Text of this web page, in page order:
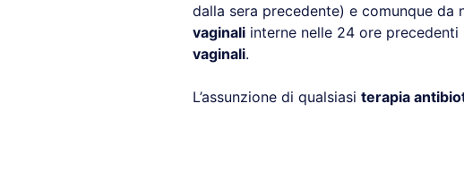
dalla sera precedente) e comunque da
vaginaliinterne nelle 24 ore
vaginali.
L’assunzione di qualsiasi terapia